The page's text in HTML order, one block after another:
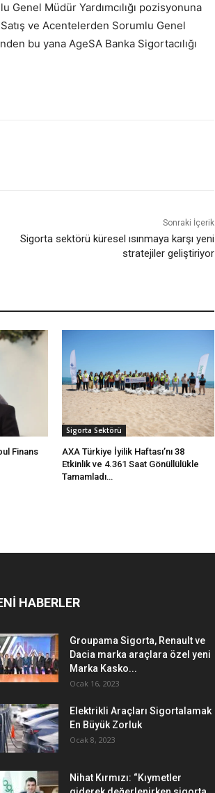
Genel Müdür Yardımcılığı pozisyonuna
ve Acentelerden Sorumlu Genel
bu yana AgeSA Banka Sigortacılığı
Sonraki İçerik
Sigorta sektörü küresel ısınmaya karşı yeni
stratejiler geliştiriyor
Finans
Sigorta Sektörü
AXA Türkiye İyilik Haftası’nı 38
Etkinlik ve 4.361 Saat Gönüllülükle
Tamamladı…
HABERLER
Groupama Sigorta, Renault ve
Dacia marka araçlara özel yeni
Marka Kasko...
Ocak 16, 2023
Elektrikli Araçları Sigortalamak
En Büyük Zorluk
Ocak 8, 2023
Nihat Kırmızı: “Kıymetler